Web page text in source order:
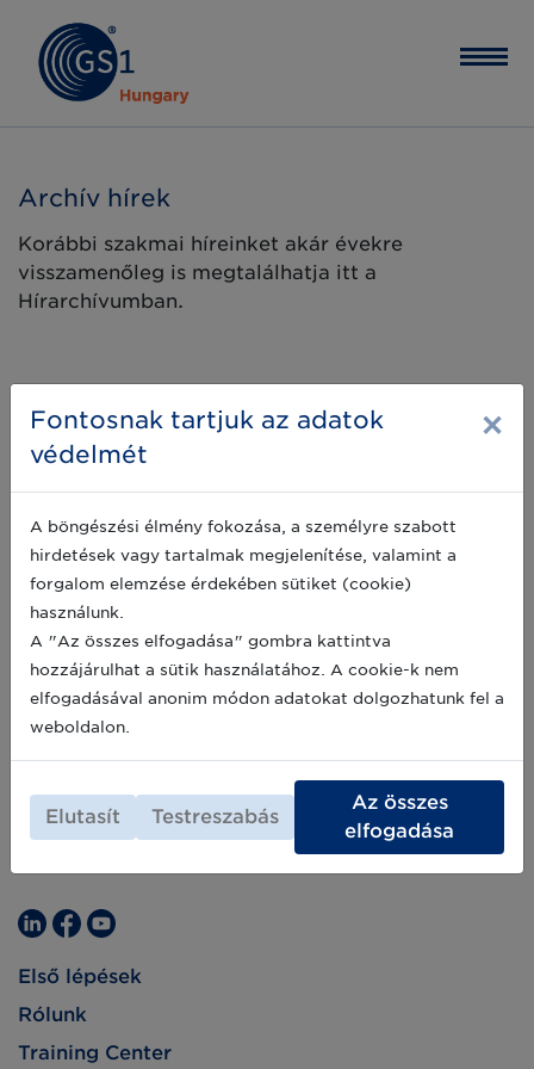
Archív hírek
Korábbi szakmai híreinket akár évekre
visszamenőleg is megtalálhatja itt a
Hírarchívumban.
Első lépések
Rólunk
Training Center
Fontosnak tartjuk az adatok
védelmét
×
A böngészési élmény fokozása, a személyre szabott
hirdetések vagy tartalmak megjelenítése, valamint a
forgalom elemzése érdekében sütiket (cookie)
használunk.
A "Az összes elfogadása" gombra kattintva
hozzájárulhat a sütik használatához. A cookie-k nem
elfogadásával anonim módon adatokat dolgozhatunk fel a
weboldalon.
Elutasít Testreszabás
Az összes
elfogadása